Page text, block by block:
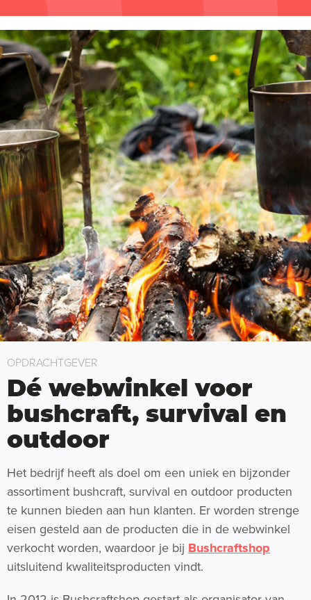
OPDRACHTGEVER
Dé webwinkel voor
bushcraft, survival en
outdoor
Het bedrijf heeft als doel om een uniek en bijzonder
assortiment bushcraft, survival en outdoor producten
te kunnen bieden aan hun klanten. Er worden strenge
eisen gesteld aan de producten die in de webwinkel
verkocht worden, waardoor je bij Bushcraftshop
uitsluitend kwaliteitsproducten vindt.